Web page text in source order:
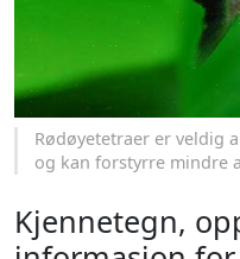
Rødøyetetraer er veldig
og kan forstyrre mindre
Kjennetegn,